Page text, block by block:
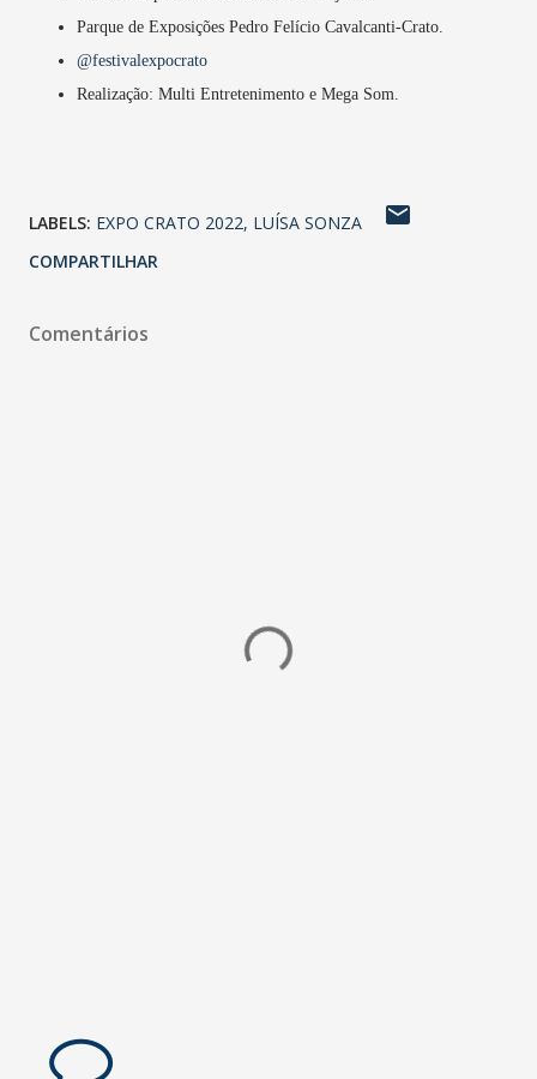
Parque de Exposições Pedro Felício Cavalcanti-Crato.
@festivalexpocrato
Realização: Multi Entretenimento e Mega Som.
LABELS: EXPO CRATO 2022 LUÍSA SONZA
COMPARTILHAR
Comentários